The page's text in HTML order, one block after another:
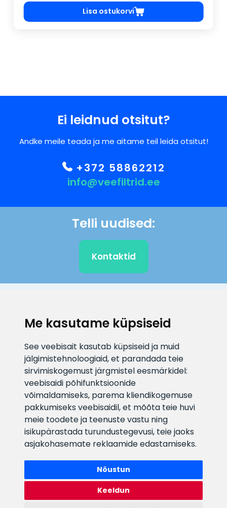
Me kasutame küpsiseid
See veebisait kasutab küpsiseid ja muid
jälgimistehnoloogiaid, et parandada teie
sirvimiskogemust järgmistel eesmärkidel:
veebisaidi põhifunktsioonide
võimaldamiseks, parema kliendikogemuse
pakkumiseks veebisaidil,et mõõta teie huvi
meie toodete ja teenuste vastu ning
isikupärastada turundustegevusi, teie jaoks
asjakohasemate reklaamide edastamiseks.
Nõustun
Keeldun
Lisa ostukorvi
Ei leidnud otsitut?
Andke meile teada ja me aitame teil leida otsitut!
+372 58862212
info@veefiltrid.ee
Telli uudised:
Kontaktid
info@veefiltrid.ee
Infotelefon
+372 58862212
Vaata tööaegu
Reti tee 11, Peetri, 75312 Harju
maakond, Estonia